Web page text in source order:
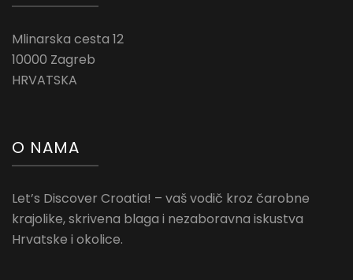
Mlinarska cesta 12
10000 Zagreb
HRVATSKA
O NAMA
Let’s Discover Croatia! – vaš vodič kroz čarobne
krajolike, skrivena blaga i nezaboravna iskustva
Hrvatske i okolice.